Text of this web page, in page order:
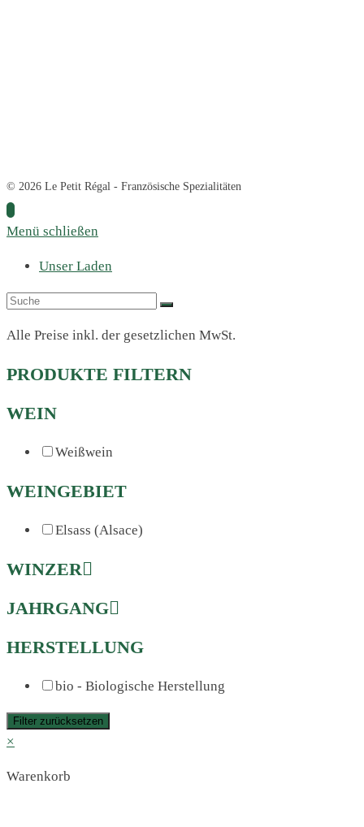
© 2026 Le Petit Régal - Französische Spezialitäten
Menü schließen
Unser Laden
Alle Preise inkl. der gesetzlichen MwSt.
PRODUKTE FILTERN
WEIN
Weißwein
WEINGEBIET
Elsass (Alsace)
WINZER
JAHRGANG
HERSTELLUNG
bio - Biologische Herstellung
Filter zurücksetzen
×
Warenkorb